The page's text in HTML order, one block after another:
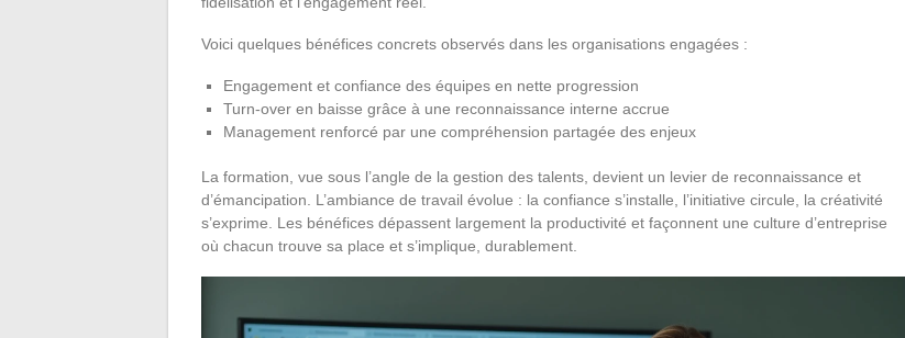
Voici quelques bénéfices concrets observés dans les organisations engagées :
Engagement et confiance des équipes en nette progression
Turn-over en baisse grâce à une reconnaissance interne accrue
Management renforcé par une compréhension partagée des enjeux
La formation, vue sous l’angle de la gestion des talents, devient un levier de reconnaissance et
d’émancipation. L’ambiance de travail évolue : la confiance s’installe, l’initiative circule, la créativité
s’exprime. Les bénéfices dépassent largement la productivité et façonnent une culture d’entreprise
où chacun trouve sa place et s’implique, durablement.